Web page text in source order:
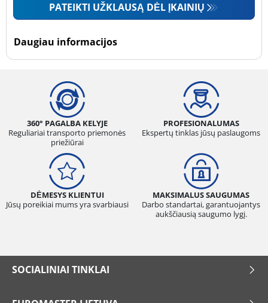
PATEIKTI UŽKLAUSĄ DĖL ĮKAINIŲ
Daugiau informacijos
360° PAGALBA KELYJE
Reguliariai transporto priemonės
priežiūrai
PROFESIONALUMAS
Ekspertų tinklas jūsų paslaugoms
DĖMESYS KLIENTUI
Jūsų poreikiai mums yra svarbiausi
MAKSIMALUS SAUGUMAS
Darbo standartai, garantuojantys
aukščiausią saugumo lygį.
SOCIALINIAI TINKLAI